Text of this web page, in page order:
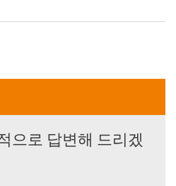
으로 답변해 드리겠